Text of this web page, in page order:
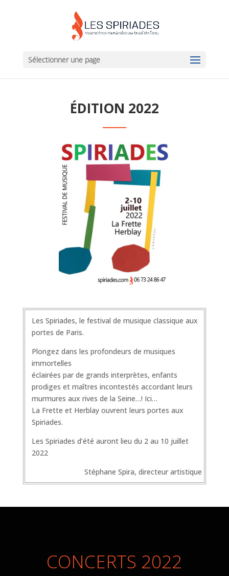
Sélectionner une page
ÉDITION 2022
Les Spiriades, le festival de musique classique aux
portes de Paris.
Plongez dans les profondeurs de musiques
immortelles
éclairées par de grands interprètes, enfants
prodiges et maîtres incontestés accordant leurs
murmures aux rives de la Seine…! Ici…
La Frette et Herblay ouvrent leurs portes aux
Spiriades.
Les Spiriades d’été auront lieu du 2 au 10 juillet
2022
Stéphane Spira, directeur artistique
CONCERTS 2022